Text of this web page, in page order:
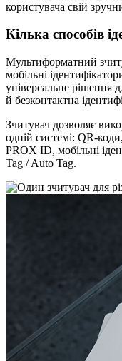
користувача свій
Кілька способів
Мультиформатний
мобільні
універсальне рішення
й безконтактна
Зчитувач дозволяє
одній системі: QR-
PROX ID, мобільні
Tag / Auto Tag.